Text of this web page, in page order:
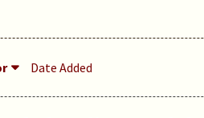
Date Added